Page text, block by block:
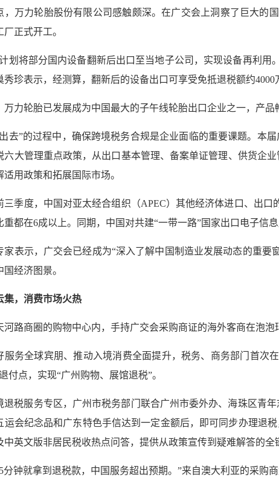
，万力轮胎股份有限公司感触颇深。在广交会上洞察了巨大的
正式开工。
划将部分国内设备翻新后出口至当地子公司，实现设备再利
秀珍表示，经测算，翻新后的设备出口可享受免抵退税额约4000
万力轮胎已发展成为中国最大的子午线轮胎出口企业之一，产品
去”的过程中，确保跨境税务合规是企业面临的重要课题。本
六大管理重点政策，从出口基本管理、备案单证管理、供货企
适用政策和拓展国际市场。
三季度，中国对亚太经合组织（APEC）其他经济体进口、出
重都在6成以上。同期，中国对共建“一带一路”国家出口电子信
家表示，广交会已经成为“深入了解中国制造业发展动态的重
经济图景。
集，消费市场火热
河路商圈的购物中心内，手持广交会采购商证的海外客商在泡
服务全球宾朋、推动入境消费全面提升，税务、商务部门首次
付点，实现“广州购物、展馆退税”。
退税服务专区，广州市税务部门联合广州市委外办、海珠区青
运会纪念品和广东特色手信达到一定金额后，即可同步办理退
中英文版非居民税收热点问答，提供从政策宣传到疑难解答的全
分钟就拿到退税款，中国服务超出预期。”来自澳大利亚的采购商